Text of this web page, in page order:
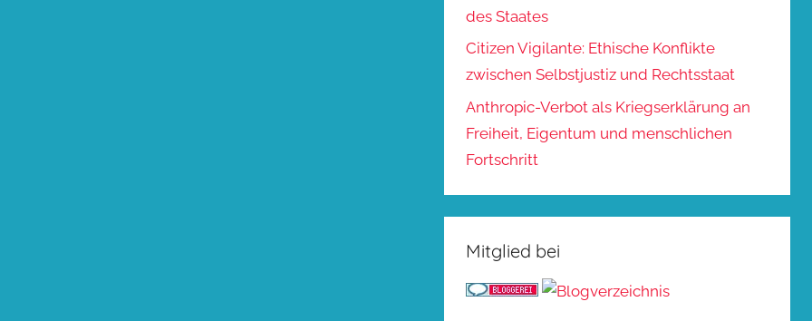
des Staates
Citizen Vigilante: Ethische Konflikte
zwischen Selbstjustiz und Rechtsstaat
Anthropic-Verbot als Kriegserklärung an
Freiheit, Eigentum und menschlichen
Fortschritt
Mitglied bei